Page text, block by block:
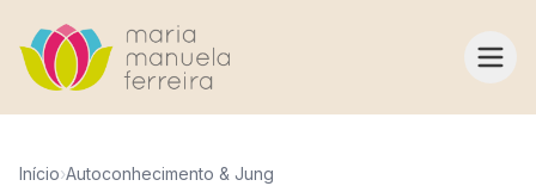
Início›Autoconhecimento & Jung